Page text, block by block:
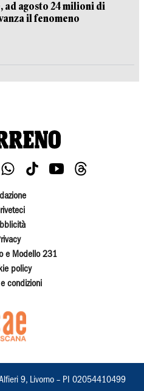
ad agosto 24 milioni di
il fenomeno
e Modello 231
policy
e condizioni
Alfieri 9, Livorno – PI 02054410499